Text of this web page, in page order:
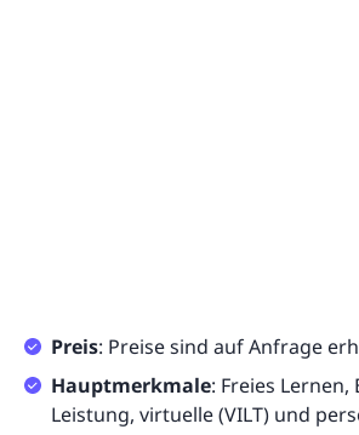
Preis: Preise sind auf Anfrage
Hauptmerkmale: Freies
Leistung, virtuelle (VILT) und